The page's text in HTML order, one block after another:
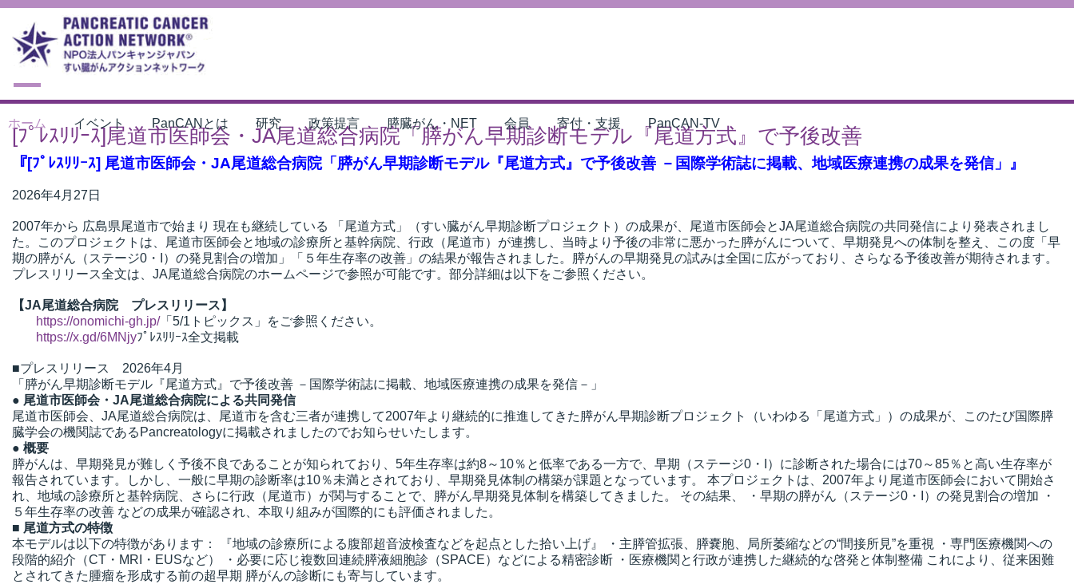
ホーム イベント PanCANとは 研究 政策提言 膵臓がん・NET 会員 寄付・支援 PanCAN-TV
[ﾌﾟﾚｽﾘﾘｰｽ]尾道市医師会・JA尾道総合病院「膵がん早期診断モデル『尾道方式』で予後改善
『[ﾌﾟﾚｽﾘﾘｰｽ] 尾道市医師会・JA尾道総合病院「膵がん早期診断モデル『尾道方式』で予後改善 －国際学術誌に掲載、地域医療連携の成果を発信」』
2026年4月27日
2007年から 広島県尾道市で始まり 現在も継続している 「尾道方式」（すい臓がん早期診断プロジェクト）の成果が、尾道市医師会とJA尾道総合病院の共同発信により発表されまし
た。このプロジェクトは、尾道市医師会と地域の診療所と基幹病院、行政（尾道市）が連携し、当時より予後の非常に悪かった膵がんについて、早期発見への体制を整え、この度「早
期の膵がん（ステージ0・I）の発見割合の増加」「５年生存率の改善」の結果が報告されました。膵がんの早期発見の試みは全国に広がっており、さらなる予後改善が期待されます。
プレスリリース全文は、JA尾道総合病院のホームページで参照が可能です。部分詳細は以下をご参照ください。
【JA尾道総合病院 プレスリリース】
「5/1トピックス」をご参照ください。
https://onomichi-gh.jp/
ﾌﾟﾚｽﾘﾘｰｽ全文掲載
https://x.gd/6MNjy
■プレスリリース 2026年4月
「膵がん早期診断モデル『尾道方式』で予後改善 －国際学術誌に掲載、地域医療連携の成果を発信－」
● 尾道市医師会・JA尾道総合病院による共同発信
尾道市医師会、JA尾道総合病院は、尾道市を含む三者が連携して2007年より継続的に推進してきた膵がん早期診断プロジェクト（いわゆる「尾道方式」）の成果が、このたび国際膵
臓学会の機関誌であるPancreatologyに掲載されましたのでお知らせいたします。
● 概要
膵がんは、早期発見が難しく予後不良であることが知られており、5年生存率は約8～10％と低率である一方で、早期（ステージ0・I）に診断された場合には70～85％と高い生存率が
報告されています。しかし、一般に早期の診断率は10％未満とされており、早期発見体制の構築が課題となっています。 本プロジェクトは、2007年より尾道市医師会において開始さ
れ、地域の診療所と基幹病院、さらに行政（尾道市）が関与することで、膵がん早期発見体制を構築してきました。 その結果、 ・早期の膵がん（ステージ0・I）の発見割合の増加 ・
５年生存率の改善 などの成果が確認され、本取り組みが国際的にも評価されました。
■ 尾道方式の特徴
本モデルは以下の特徴があります： 『地域の診療所による腹部超音波検査などを起点とした拾い上げ』 ・主膵管拡張、膵嚢胞、局所萎縮などの“間接所見”を重視 ・専門医療機関への
段階的紹介（CT・MRI・EUSなど） ・必要に応じ複数回連続膵液細胞診（SPACE）などによる精密診断 ・医療機関と行政が連携した継続的な啓発と体制整備 これにより、従来困難
とされてきた腫瘤を形成する前の超早期 膵がんの診断にも寄与しています。